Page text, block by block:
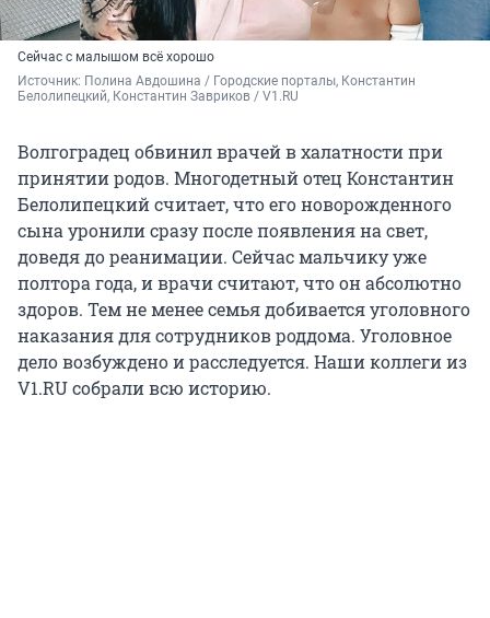
Сейчас с малышом всё хорошо
Источник: Полина Авдошина / Городские порталы, Константин
Белолипецкий, Константин Завриков / V1.RU
Волгоградец обвинил врачей в халатности при
принятии родов. Многодетный отец Константин
Белолипецкий считает, что его новорожденного
сына уронили сразу после появления на свет,
доведя до реанимации. Сейчас мальчику уже
полтора года, и врачи считают, что он абсолютно
здоров. Тем не менее семья добивается уголовного
наказания для сотрудников роддома. Уголовное
дело возбуждено и расследуется. Наши коллеги из
V1.RU собрали всю историю.